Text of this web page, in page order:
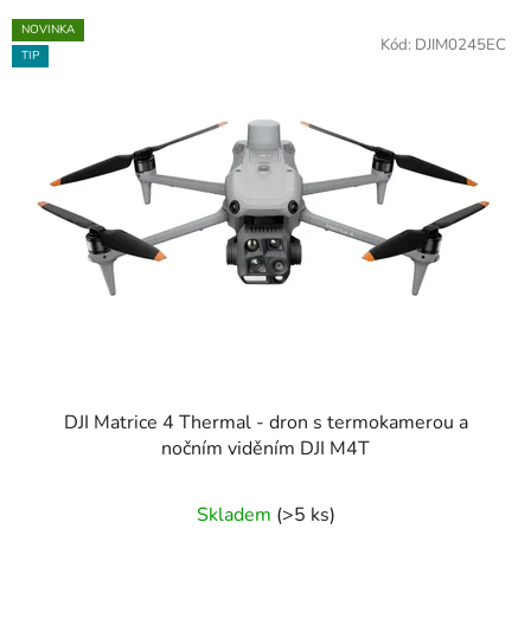
NOVINKA
TIP
DJI Matrice 4 Thermal - dron s termokamerou a
nočním viděním DJI M4T
hodnocení
Skladem (>5 ks)
Kód: DJIM0245EC